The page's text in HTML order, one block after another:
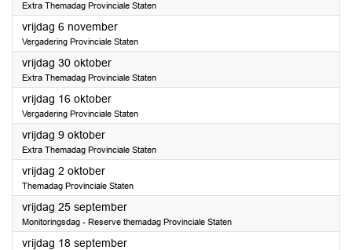
Extra Themadag Provinciale Staten
vrijdag 6 november2026
Vergadering Provinciale Staten
vrijdag 30 oktober2026
Extra Themadag Provinciale Staten
vrijdag 16 oktober2026
Vergadering Provinciale Staten
vrijdag 9 oktober2026
Extra Themadag Provinciale Staten
vrijdag 2 oktober2026
Themadag Provinciale Staten
vrijdag 25 september2026
Monitoringsdag - Reserve themadag Provinciale Staten
vrijdag 18 september2026